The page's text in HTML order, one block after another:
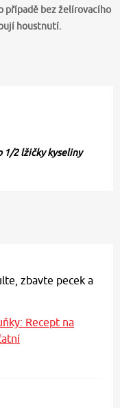
případě bez želírovacího
houstnutí.
1/2 lžičky kyseliny
zbavte pecek a
Recept na